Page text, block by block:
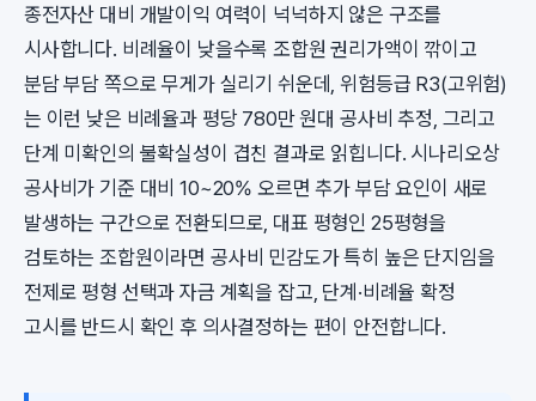
종전자산 대비 개발이익 여력이 넉넉하지 않은 구조를
시사합니다. 비례율이 낮을수록 조합원 권리가액이 깎이고
분담 부담 쪽으로 무게가 실리기 쉬운데, 위험등급 R3(고위험)
는 이런 낮은 비례율과 평당 780만 원대 공사비 추정, 그리고
단계 미확인의 불확실성이 겹친 결과로 읽힙니다. 시나리오상
공사비가 기준 대비 10~20% 오르면 추가 부담 요인이 새로
발생하는 구간으로 전환되므로, 대표 평형인 25평형을
검토하는 조합원이라면 공사비 민감도가 특히 높은 단지임을
전제로 평형 선택과 자금 계획을 잡고, 단계·비례율 확정
고시를 반드시 확인 후 의사결정하는 편이 안전합니다.